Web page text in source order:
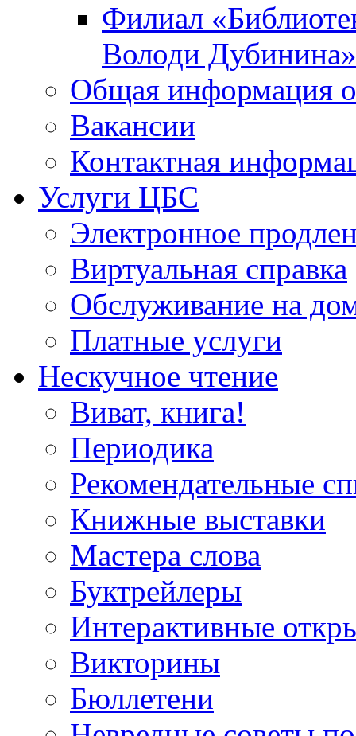
Филиал
Володи Дубинина»
Общая информация
Вакансии
Контактная
Услуги ЦБС
Электронное
Виртуальная справка
Обслуживание на
Платные услуги
Нескучное чтение
Виват, книга!
Периодика
Рекомендательные
Книжные выставки
Мастера слова
Буктрейлеры
Интерактивные
Викторины
Бюллетени